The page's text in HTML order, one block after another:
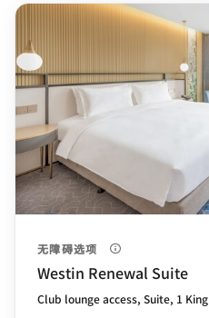
无障碍选项
Westin Renewal Suite
Club lounge access, Suite, 1 King